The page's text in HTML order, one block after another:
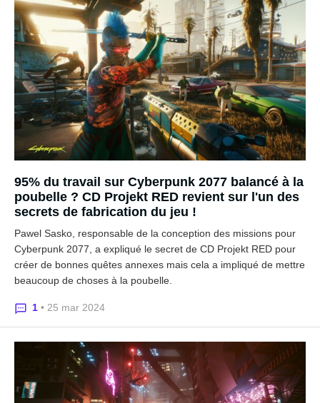
95% du travail sur Cyberpunk 2077 balancé à la
poubelle ? CD Projekt RED revient sur l'un des
secrets de fabrication du jeu !
Pawel Sasko, responsable de la conception des missions pour
Cyberpunk 2077, a expliqué le secret de CD Projekt RED pour
créer de bonnes quêtes annexes mais cela a impliqué de mettre
beaucoup de choses à la poubelle.
1 • 25 mar 2024